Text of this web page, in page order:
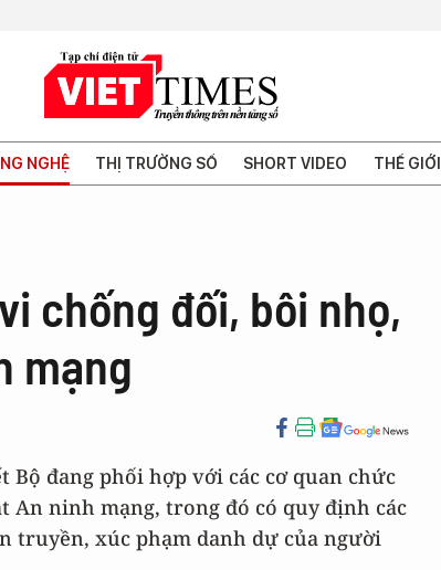
NGHỆ THỊ TRƯỜNG SỐ SHORT VIDEO THẾ GIỚI
chống đối, bôi nhọ,
mạng
Bộ đang phối hợp với các cơ quan chức
An ninh mạng, trong đó có quy định các
truyền, xúc phạm danh dự của người